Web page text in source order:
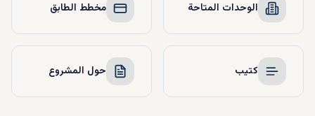
الوحدات المتاحة مخطط الطابق
كتيب حول المشروع